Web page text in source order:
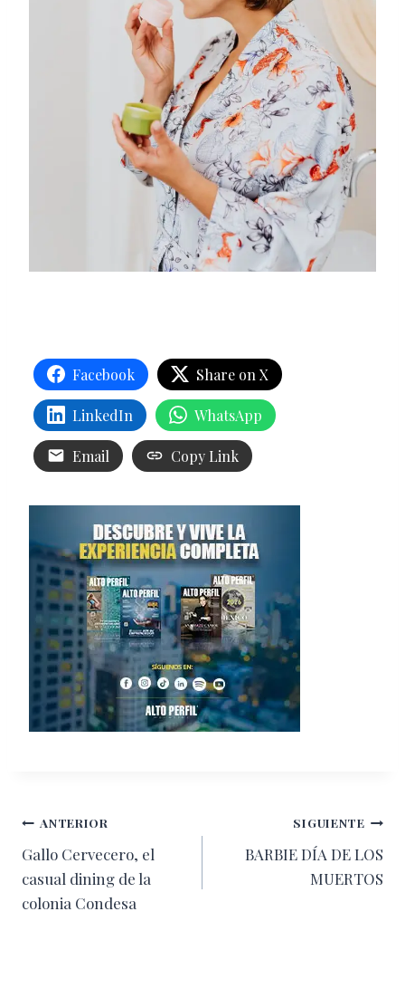
Facebook Share on X
LinkedIn WhatsApp
Email Copy Link
Navegación
de
entradas
ANTERIOR
Gallo Cervecero, el
casual dining de la
colonia Condesa
SIGUIENTE
BARBIE DÍA DE LOS
MUERTOS